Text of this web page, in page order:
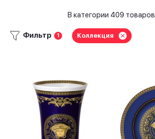
В категории 409 товаров
Фильтр 1 Коллекция